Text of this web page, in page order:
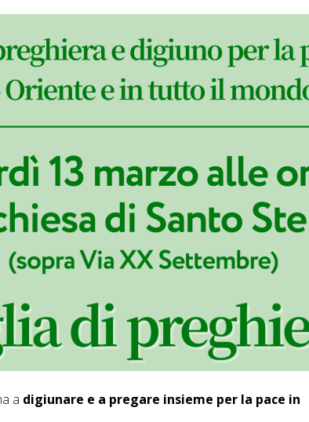
a digiunare e a pregare insieme per la pace in